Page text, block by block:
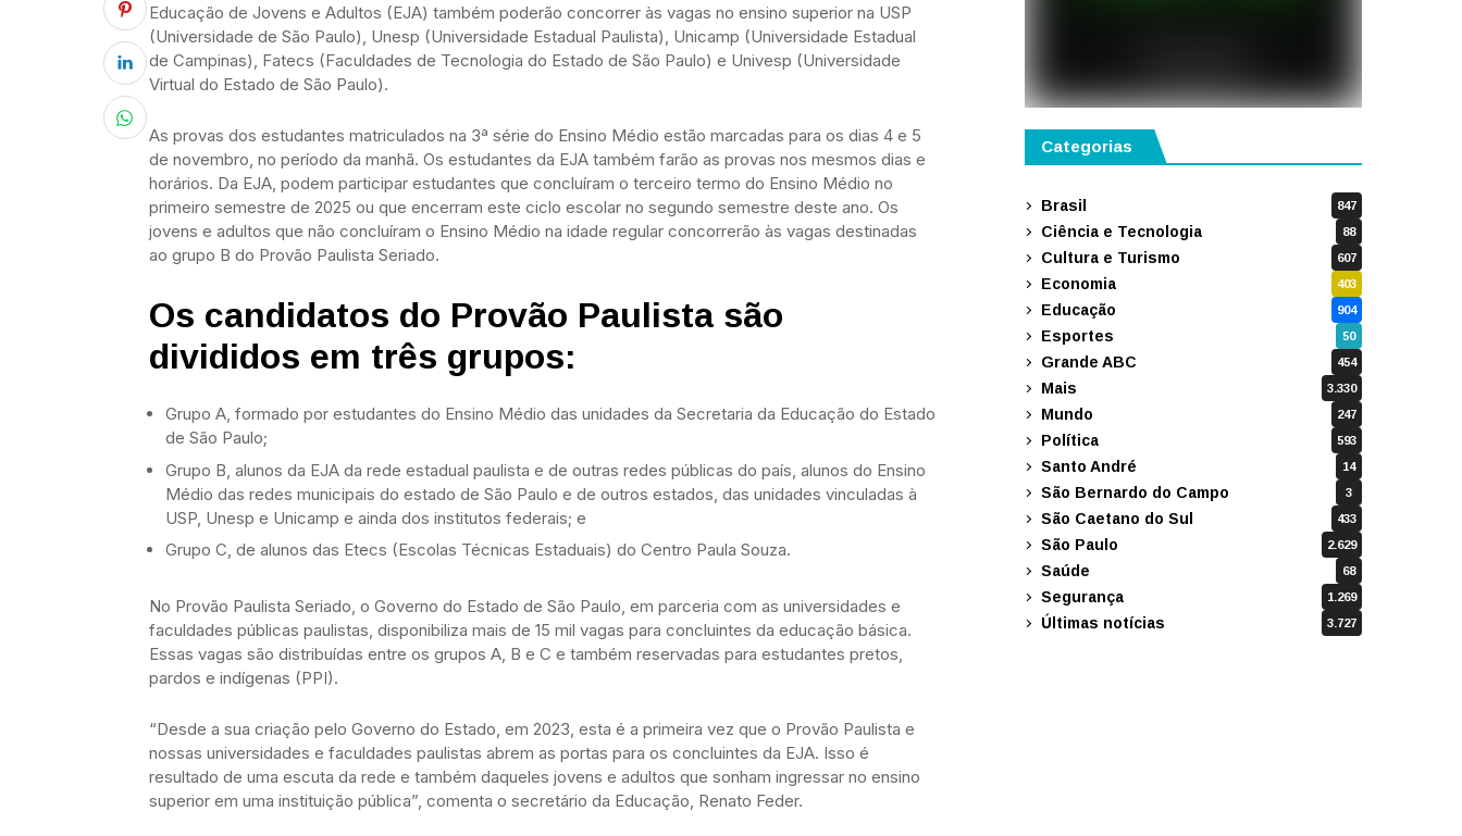
Educação de Jovens e Adultos (EJA) também poderão concorrer às vagas no ensino superior na USP
(Universidade de São Paulo), Unesp (Universidade Estadual Paulista), Unicamp (Universidade Estadual
de Campinas), Fatecs (Faculdades de Tecnologia do Estado de São Paulo) e Univesp (Universidade
Virtual do Estado de São Paulo).
As provas dos estudantes matriculados na 3ª série do Ensino Médio estão marcadas para os dias 4 e 5
de novembro, no período da manhã. Os estudantes da EJA também farão as provas nos mesmos dias e
horários. Da EJA, podem participar estudantes que concluíram o terceiro termo do Ensino Médio no
primeiro semestre de 2025 ou que encerram este ciclo escolar no segundo semestre deste ano. Os
jovens e adultos que não concluíram o Ensino Médio na idade regular concorrerão às vagas destinadas
ao grupo B do Provão Paulista Seriado.
Os candidatos do Provão Paulista são
divididos em três grupos:
Grupo A, formado por estudantes do Ensino Médio das unidades da Secretaria da Educação do Estado
de São Paulo;
Grupo B, alunos da EJA da rede estadual paulista e de outras redes públicas do país, alunos do Ensino
Médio das redes municipais do estado de São Paulo e de outros estados, das unidades vinculadas à
USP, Unesp e Unicamp e ainda dos institutos federais; e
Grupo C, de alunos das Etecs (Escolas Técnicas Estaduais) do Centro Paula Souza.
No Provão Paulista Seriado, o Governo do Estado de São Paulo, em parceria com as universidades e
faculdades públicas paulistas, disponibiliza mais de 15 mil vagas para concluintes da educação básica.
Essas vagas são distribuídas entre os grupos A, B e C e também reservadas para estudantes pretos,
pardos e indígenas (PPI).
“Desde a sua criação pelo Governo do Estado, em 2023, esta é a primeira vez que o Provão Paulista e
nossas universidades e faculdades paulistas abrem as portas para os concluintes da EJA. Isso é
resultado de uma escuta da rede e também daqueles jovens e adultos que sonham ingressar no ensino
superior em uma instituição pública”, comenta o secretário da Educação, Renato Feder.
Categorias
Brasil 847
Ciência e Tecnologia 88
Cultura e Turismo 607
Economia 403
Educação 904
Esportes 50
Grande ABC 454
Mais 3.330
Mundo 247
Política 593
Santo André 14
São Bernardo do Campo 3
São Caetano do Sul 433
São Paulo 2.629
Saúde 68
Segurança 1.269
Últimas notícias 3.727